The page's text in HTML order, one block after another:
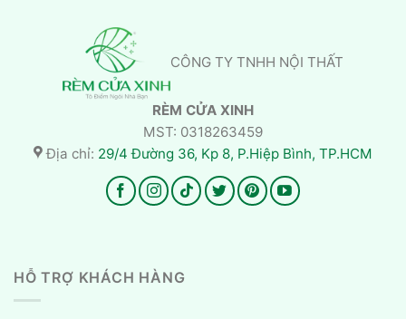
CÔNG TY TNHH NỘI THẤT
RÈM CỬA XINH
MST: 0318263459
Địa chỉ: 29/4 Đường 36, Kp 8, P.Hiệp Bình, TP.HCM
HỖ TRỢ KHÁCH HÀNG